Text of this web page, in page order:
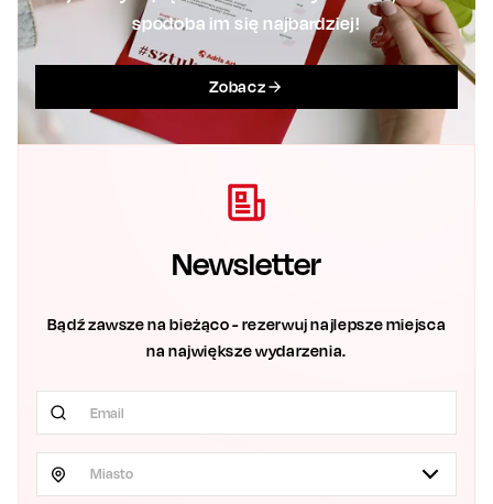
spodoba im się najbardziej!
Zobacz
Newsletter
Bądź zawsze na bieżąco - rezerwuj najlepsze miejsca
na największe wydarzenia.
Miasto